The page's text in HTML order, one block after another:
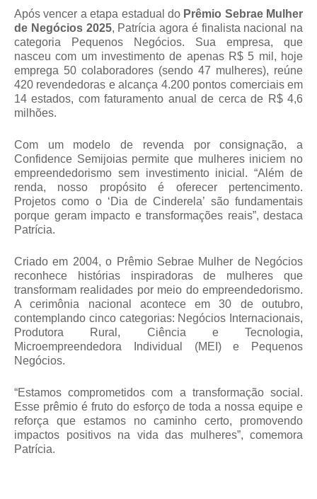
Após vencer a etapa estadual do Prêmio Sebrae Mulher
de Negócios 2025, Patrícia agora é finalista nacional na
categoria Pequenos Negócios. Sua empresa, que
nasceu com um investimento de apenas R$ 5 mil, hoje
emprega 50 colaboradores (sendo 47 mulheres), reúne
420 revendedoras e alcança 4.200 pontos comerciais em
14 estados, com faturamento anual de cerca de R$ 4,6
milhões.
Com um modelo de revenda por consignação, a
Confidence Semijoias permite que mulheres iniciem no
empreendedorismo sem investimento inicial. “Além de
renda, nosso propósito é oferecer pertencimento.
Projetos como o ‘Dia de Cinderela’ são fundamentais
porque geram impacto e transformações reais”, destaca
Patrícia.
Criado em 2004, o Prêmio Sebrae Mulher de Negócios
reconhece histórias inspiradoras de mulheres que
transformam realidades por meio do empreendedorismo.
A cerimônia nacional acontece em30 de outubro,
contemplando cinco categorias: Negócios Internacionais,
Produtora Rural, Ciência e Tecnologia,
Microempreendedora Individual (MEI) e Pequenos
Negócios.
“Estamos comprometidos com a transformação social.
Esse prêmio é fruto do esforço de toda a nossa equipe e
reforça que estamos no caminho certo, promovendo
impactos positivos na vida das mulheres”, comemora
Patrícia.